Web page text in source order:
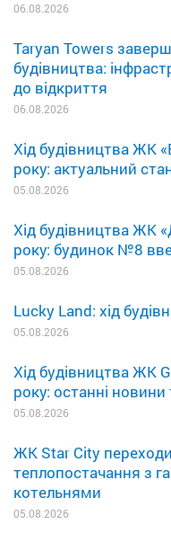
06.08.2026
Taryan Towers
будівництва:
до відкриття
06.08.2026
Хід будівництва ЖК
року: актуальний
05.08.2026
Хід будівництва ЖК
року: будинок №8
05.08.2026
Lucky Land: хід
05.08.2026
Хід будівництва ЖК
року: останні новини
05.08.2026
ЖК Star City
теплопостачання з
котельнями
05.08.2026